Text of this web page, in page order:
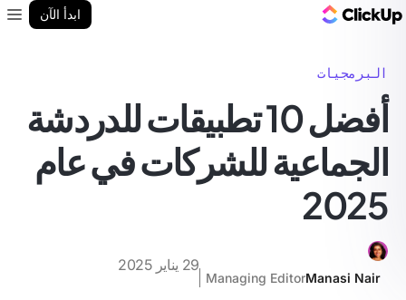
ابدأ الآن
البرمجيات
أفضل 10 تطبيقات للدردشة
الجماعية للشركات في عام
2025
Manasi Nair
Managing Editor
29 يناير 2025